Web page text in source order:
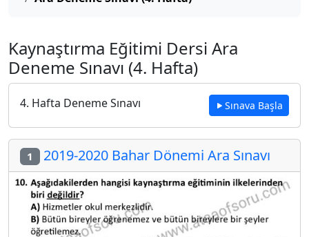
Kaynaştırma Eğitimi Dersi Ara
Deneme Sınavı (4. Hafta)
4. Hafta Deneme Sınavı Sınava Başla
1 2019-2020 Bahar Dönemi Ara Sınavı